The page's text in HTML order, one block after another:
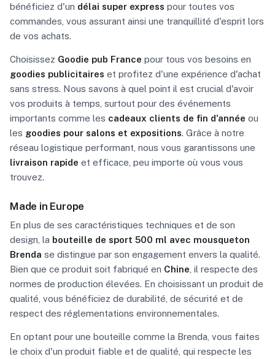
bénéficiez d'un délai super express pour toutes vos
commandes, vous assurant ainsi une tranquillité d'esprit lors
de vos achats.
Choisissez Goodie pub France pour tous vos besoins en
goodies publicitaires et profitez d'une expérience d'achat
sans stress. Nous savons à quel point il est crucial d'avoir
vos produits à temps, surtout pour des événements
importants comme les cadeaux clients de fin d'année ou
les goodies pour salons et expositions. Grâce à notre
réseau logistique performant, nous vous garantissons une
livraison rapide et efficace, peu importe où vous vous
trouvez.
Made in Europe
En plus de ses caractéristiques techniques et de son
design, la bouteille de sport 500 ml avec mousqueton
Brenda se distingue par son engagement envers la qualité.
Bien que ce produit soit fabriqué en Chine , il respecte des
normes de production élevées. En choisissant un produit de
qualité, vous bénéficiez de durabilité, de sécurité et de
respect des réglementations environnementales.
En optant pour une bouteille comme la Brenda, vous faites
le choix d'un produit fiable et de qualité, qui respecte les